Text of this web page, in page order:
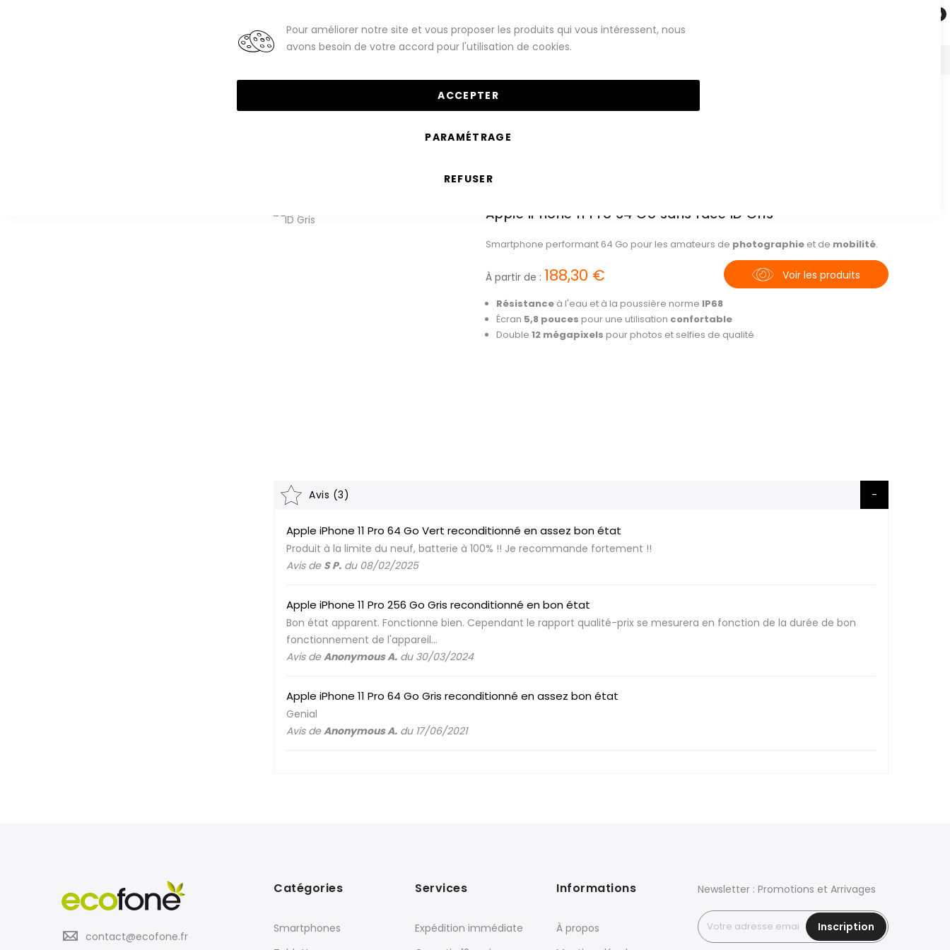
Pour améliorer notre site et vous proposer les produits qui vous intéressent, nous
avons besoin de votre accord pour l'utilisation de cookies.
ACCEPTER
PARAMÉTRAGE
REFUSER
Montres Connectées Téléphones
iPhone 11 Pro reconditionnés
Apple iPhone 11 Pro 64 Go sans face ID Gris
Smartphone performant 64 Go pour les amateurs de photographieet de mobilité.
À partir de : 188,30 € Voir les produits
Résistanceà l'eau et à la poussière norme IP68
Écran 5,8 pouces pour une utilisation confortable
Double 12 mégapixels pour photos et selfies de qualité
Avis (3)
Apple iPhone 11 Pro 64 Go Vert reconditionné en assez bon état
Produit à la limite du neuf, batterie à 100% !! Je recommande fortement !!
Avis de S P. du 08/02/2025
Apple iPhone 11 Pro 256 Go Gris reconditionné en bon état
Bon état apparent. Fonctionne bien. Cependant le rapport qualité-prix se mesurera en fonction de la durée de bon
fonctionnement de l'appareil...
Avis de Anonymous A. du 30/03/2024
Apple iPhone 11 Pro 64 Go Gris reconditionné en assez bon état
Genial
Avis de Anonymous A. du 17/06/2021
contact@ecofone.fr
Catégories
Smartphones
Services
Expédition immédiate
Informations
À propos
Newsletter : Promotions et Arrivages
Inscription